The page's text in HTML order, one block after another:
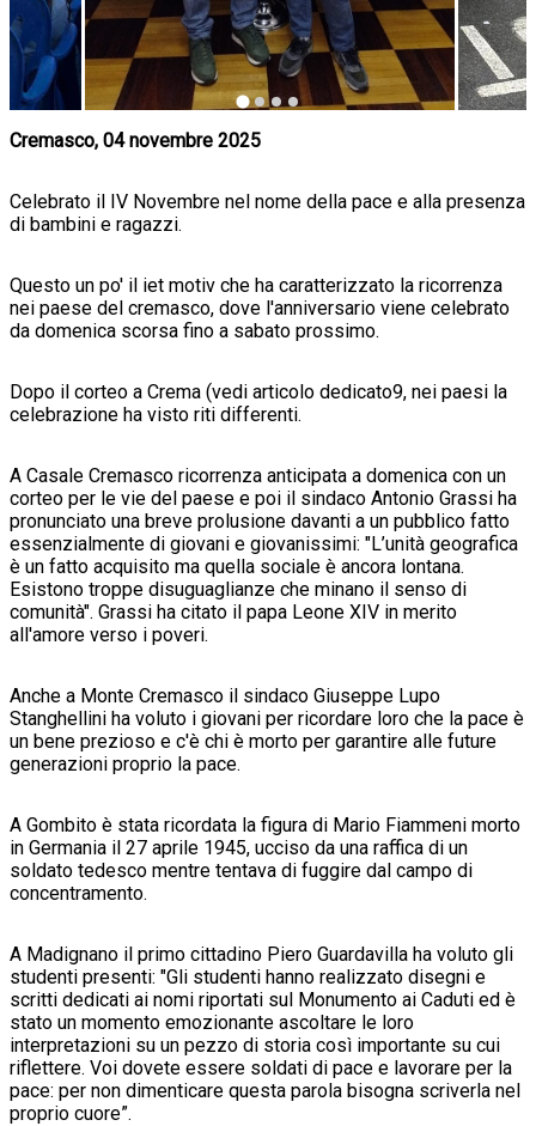
Cremasco, 04 novembre 2025
Celebrato il IV Novembre nel nome della pace e alla presenza
di bambini e ragazzi.
Questo un po' il iet motiv che ha caratterizzato la ricorrenza
nei paese del cremasco, dove l'anniversario viene celebrato
da domenica scorsa fino a sabato prossimo.
Dopo il corteo a Crema (vedi articolo dedicato9, nei paesi la
celebrazione ha visto riti differenti.
A Casale Cremasco ricorrenza anticipata a domenica con un
corteo per le vie del paese e poi il sindaco Antonio Grassi ha
pronunciato una breve prolusione davanti a un pubblico fatto
essenzialmente di giovani e giovanissimi: "L’unità geografica
è un fatto acquisito ma quella sociale è ancora lontana.
Esistono troppe disuguaglianze che minano il senso di
comunità". Grassi ha citato il papa Leone XIV in merito
all'amore verso i poveri.
Anche a Monte Cremasco il sindaco Giuseppe Lupo
Stanghellini ha voluto i giovani per ricordare loro che la pace è
un bene prezioso e c'è chi è morto per garantire alle future
generazioni proprio la pace.
A Gombito è stata ricordata la figura di Mario Fiammeni morto
in Germania il 27 aprile 1945, ucciso da una raffica di un
soldato tedesco mentre tentava di fuggire dal campo di
concentramento.
A Madignano il primo cittadino Piero Guardavilla ha voluto gli
studenti presenti: "Gli studenti hanno realizzato disegni e
scritti dedicati ai nomi riportati sul Monumento ai Caduti ed è
stato un momento emozionante ascoltare le loro
interpretazioni su un pezzo di storia così importante su cui
riflettere. Voi dovete essere soldati di pace e lavorare per la
pace: per non dimenticare questa parola bisogna scriverla nel
proprio cuore”.